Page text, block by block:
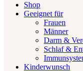
Shop
Geeignet für
Frauen
Männer
Darm &
Schlaf &
Kinderwunsch